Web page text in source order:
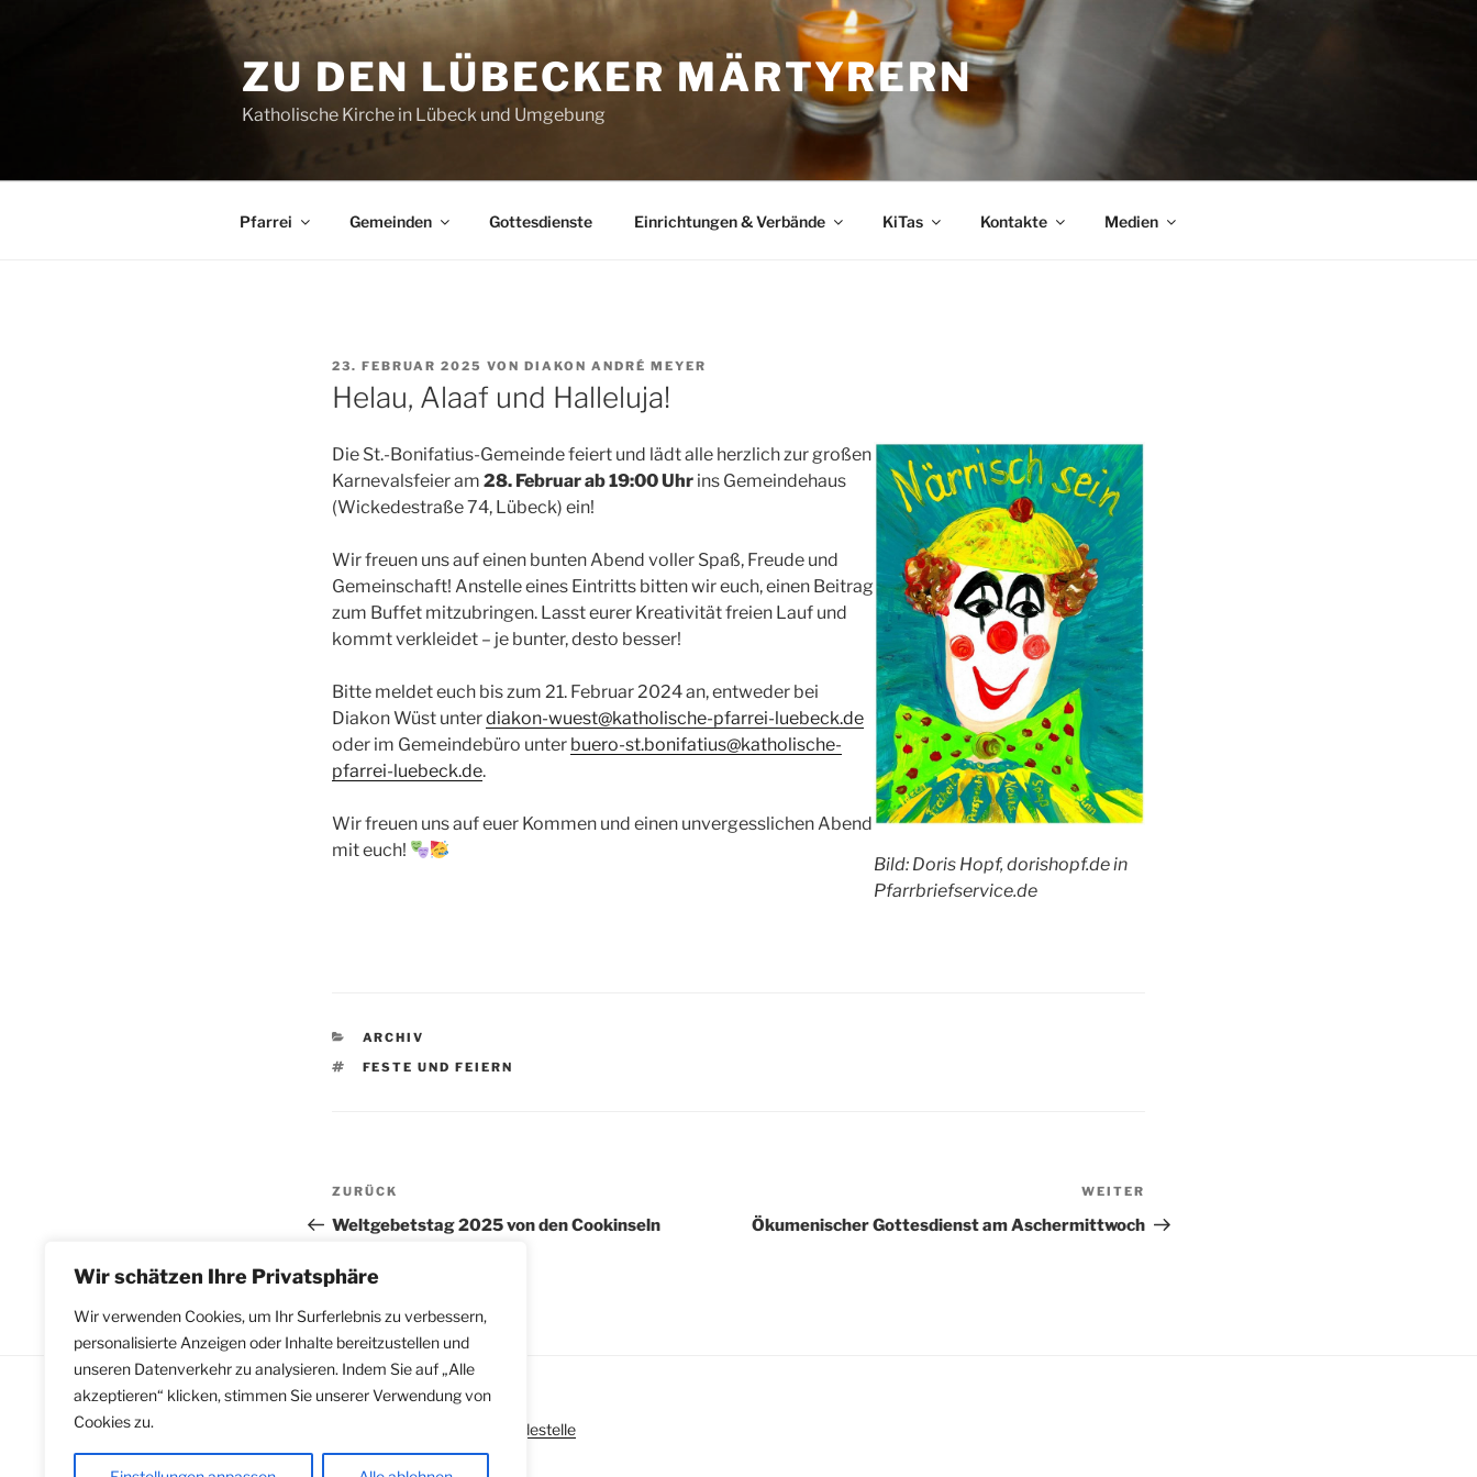
Wir schätzen Ihre Privatsphäre
Wir verwenden Cookies, um Ihr Surferlebnis zu verbessern,
personalisierte Anzeigen oder Inhalte bereitzustellen und
unseren Datenverkehr zu analysieren. Indem Sie auf „Alle
akzeptieren“ klicken, stimmen Sie unserer Verwendung von
Cookies zu.
ZU DEN LÜBECKER MÄRTYRERN
Katholische Kirche in Lübeck und Umgebung
Pfarrei Gemeinden Gottesdienste Einrichtungen & Verbände KiTas Kontakte Medien
VERÖFFENTLICHT
AM
23. FEBRUAR 2025 VON DIAKON ANDRÉ MEYER
Helau, Alaaf und Halleluja!
Die St.-Bonifatius-Gemeinde feiert und lädt alle herzlich zur großen
Karnevalsfeier am 28. Februar ab 19:00 Uhr ins Gemeindehaus
(Wickedestraße 74, Lübeck) ein!
Wir freuen uns auf einen bunten Abend voller Spaß, Freude und
Gemeinschaft! Anstelle eines Eintritts bitten wir euch, einen Beitrag
zum Buffet mitzubringen. Lasst eurer Kreativität freien Lauf und
kommt verkleidet – je bunter, desto besser!
Bitte meldet euch bis zum 21. Februar 2024 an, entweder bei
Diakon Wüst unterdiakon-wuest@katholische-pfarrei-luebeck.de
oder im Gemeindebüro unter buero-st.bonifatius@katholische-
pfarrei-luebeck.de.
Wir freuen uns auf euer Kommen und einen unvergesslichen Abend
mit euch!
Bild: Doris Hopf, dorishopf.de in
Pfarrbriefservice.de
KATEGORIEN
ARCHIV
SCHLAGWÖRTER
FESTE UND FEIERN
Beitragsnavigation
Vorheriger
Beitrag
ZURÜCK
Weltgebetstag 2025 von den Cookinseln
Beitrag
WEITER
Ökumenischer Gottesdienst am Aschermittwoch
Meldestelle
gemäß Hinweisgeberschutzgesetz